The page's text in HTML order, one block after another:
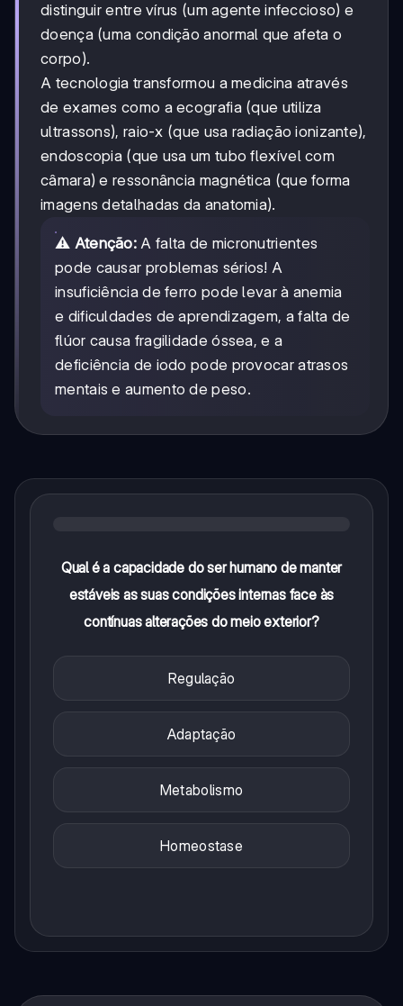
distinguir entre vírus (um agente infeccioso) e
doença (uma condição anormal que afeta o
corpo).
A tecnologia transformou a medicina através
de exames como a ecografia (que utiliza
ultrassons), raio-x (que usa radiação ionizante),
endoscopia (que usa um tubo flexível com
câmara) e ressonância magnética (que forma
imagens detalhadas da anatomia).
⚠️ Atenção: A falta de micronutrientes
pode causar problemas sérios! A
insuficiência de ferro pode levar à anemia
e dificuldades de aprendizagem, a falta de
flúor causa fragilidade óssea, e a
deficiência de iodo pode provocar atrasos
mentais e aumento de peso.
Qual é a capacidade do ser humano de manter
estáveis as suas condições internas face às
contínuas alterações do meio exterior?
Regulação
Adaptação
Metabolismo
Homeostase